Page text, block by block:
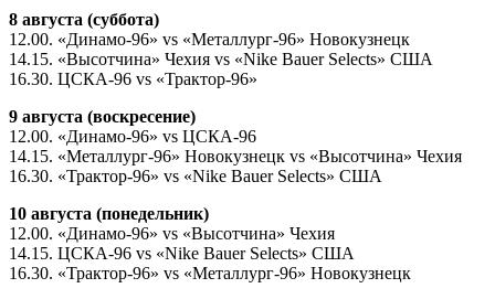
8 августа (суббота)
12.00. «Динамо-96» vs «Металлург-96» Новокузнецк
14.15. «Высотчина» Чехия vs «Nike Bauer Selects» США
16.30. ЦСКА-96 vs «Трактор-96»
9 августа (воскресение)
12.00. «Динамо-96» vs ЦСКА-96
14.15. «Металлург-96» Новокузнецк vs «Высотчина» Чехия
16.30. «Трактор-96» vs «Nike Bauer Selects» США
10 августа (понедельник)
12.00. «Динамо-96» vs «Высотчина» Чехия
14.15. ЦСКА-96 vs «Nike Bauer Selects» США
16.30. «Трактор-96» vs «Металлург-96» Новокузнецк